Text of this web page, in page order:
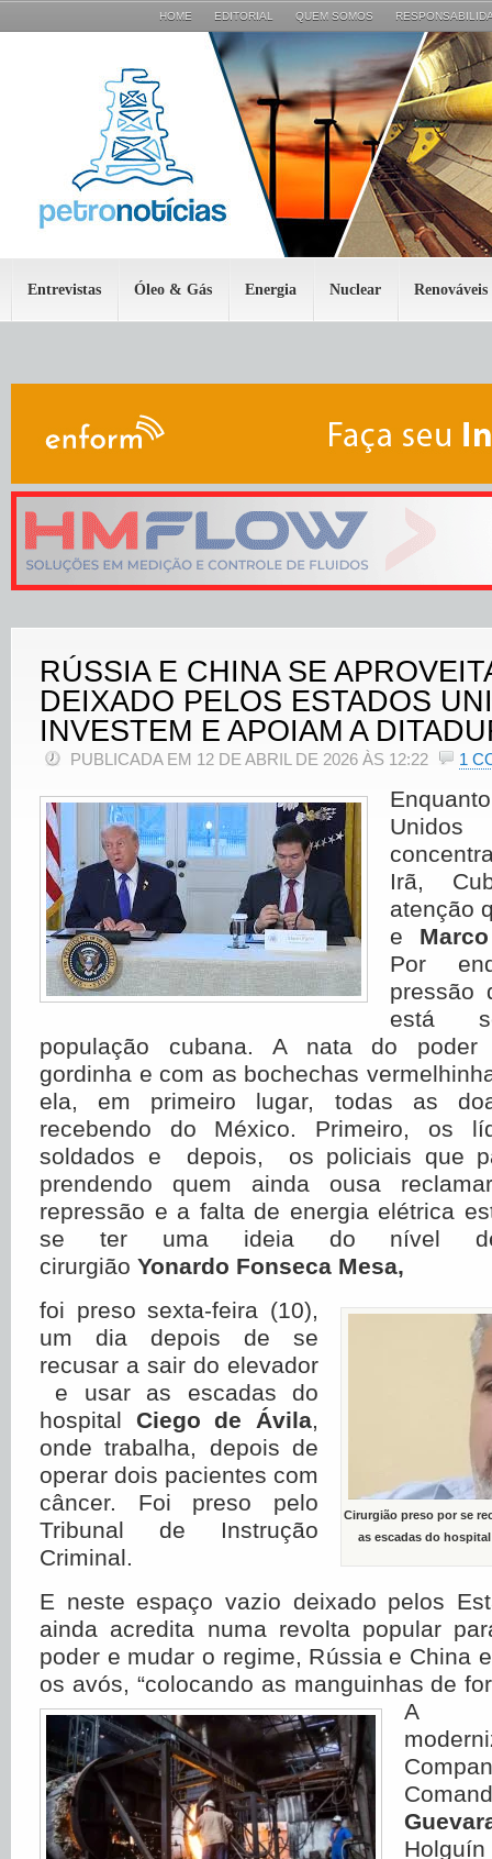
HOME EDITORIAL QUEM SOMOS
Entrevistas Óleo & Gás Energia Nuclear Renováveis
RÚSSIA E CHINA SE
DEIXADO PELOS ESTADOS
INVESTEM E APOIAM A
PUBLICADA EM 12 DE ABRIL DE 2026 ÀS 12:22 1
Irã,
atenção
e
Por
pressão
está
população cubana. A nata do poder
gordinha e com as bochechas
ela, em primeiro lugar, todas as
recebendo do México. Primeiro, os
soldados e depois, os policiais que
prendendo quem ainda ousa
repressão e a falta de energia elétrica
se ter uma ideia do nível
cirurgião Yonardo Fonseca Mesa,
Cirurgião preso por se
as escadas do
foi preso sexta-feira (10),
um dia depois de se
recusar a sair do elevador
e usar as escadas do
hospital Ciego de Ávila,
onde trabalha, depois de
operar dois pacientes com
câncer. Foi preso pelo
Tribunal de Instrução
Criminal.
E neste espaço vazio deixado pelos
ainda acredita numa revolta popular
poder e mudar o regime, Rússia e China
os avós, “colocando as manguinhas de
A